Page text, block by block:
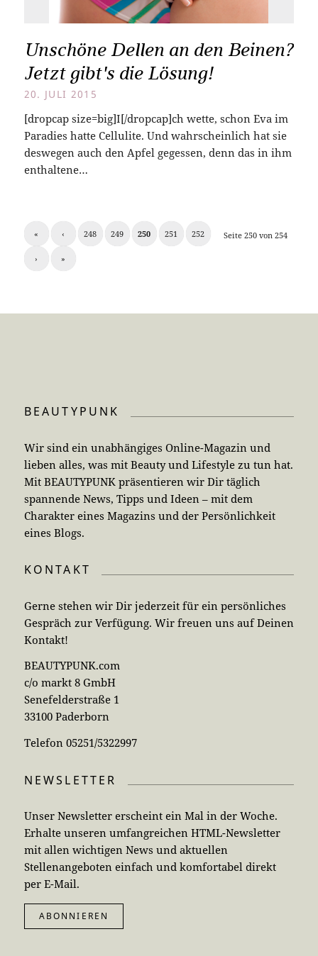
Unschöne Dellen an den Beinen?
Jetzt gibt's die Lösung!
20. JULI 2015
[dropcap size=big]I[/dropcap]ch wette, schon Eva im
Paradies hatte Cellulite. Und wahrscheinlich hat sie
deswegen auch den Apfel gegessen, denn das in ihm
enthaltene…
Seite 250 von 254
« ‹ 248 249 250 251 252
› »
BEAUTYPUNK
Wir sind ein unabhängiges Online-Magazin und
lieben alles, was mit Beauty und Lifestyle zu tun hat.
Mit BEAUTYPUNK präsentieren wir Dir täglich
spannende News, Tipps und Ideen – mit dem
Charakter eines Magazins und der Persönlichkeit
eines Blogs.
KONTAKT
Gerne stehen wir Dir jederzeit für ein persönliches
Gespräch zur Verfügung. Wir freuen uns auf Deinen
Kontakt!
BEAUTYPUNK.com
c/o markt 8 GmbH
Senefelderstraße 1
33100 Paderborn
Telefon 05251/5322997
NEWSLETTER
Unser Newsletter erscheint ein Mal in der Woche.
Erhalte unseren umfangreichen HTML-Newsletter
mit allen wichtigen News und aktuellen
Stellenangeboten einfach und komfortabel direkt
per E-Mail.
ABONNIEREN